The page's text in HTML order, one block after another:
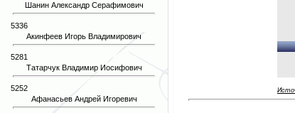
Шанин Александр Серафимович
5336
Акинфеев Игорь Владимирович
5281
Татарчук Владимир Иосифович
5252
Афанасьев Андрей Игоревич